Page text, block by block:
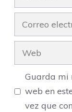
Correo
electrónico
Web
Guarda mi
web en
vez que